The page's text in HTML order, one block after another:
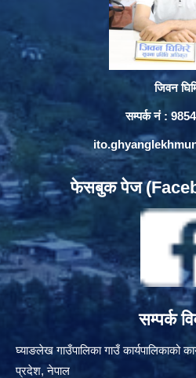
जिवन
सम्पर्क नं :
फेसबुक पेज
सम्पर्क
घ्याङलेख गाउँपालिका गाउँ कार्यपालिकाको
प्रदेश, नेपाल